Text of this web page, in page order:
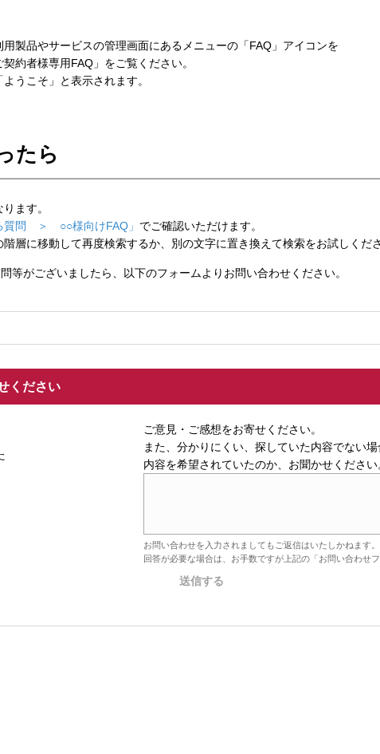
製品やサービスの管理画面にあるメニューの「FAQ」アイコンを
約者様専用FAQ」をご覧ください。
うこそ」と表示されます。
たら
ます。
質問 ＞ ○○様向けFAQ」 でご確認いただけます。
層に移動して再度検索するか、別の文字に置き換えて検索をお試しくだ
等がございましたら、以下のフォームよりお問い合わせください。
ください
ご意見・ご感想をお寄せください。
また、分かりにくい、探していた内容でない
内容を希望されていたのか、お聞かせください
お問い合わせを入力されましてもご返信はいたしかねます。
回答が必要な場合は、お手数ですが上記の「お問い合わせ